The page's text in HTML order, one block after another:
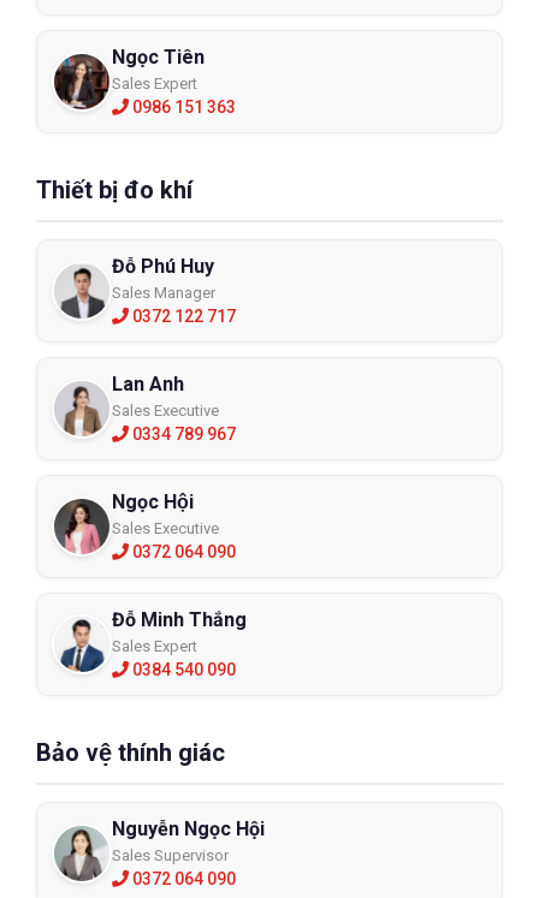
Ngọc Tiên
Sales Expert
0986 151 363
Thiết bị đo khí
Đỗ Phú Huy
Sales Manager
0372 122 717
Lan Anh
Sales Executive
0334 789 967
Ngọc Hội
Sales Executive
0372 064 090
Đỗ Minh Thắng
Sales Expert
0384 540 090
Bảo vệ thính giác
Nguyễn Ngọc Hội
Sales Supervisor
0372 064 090